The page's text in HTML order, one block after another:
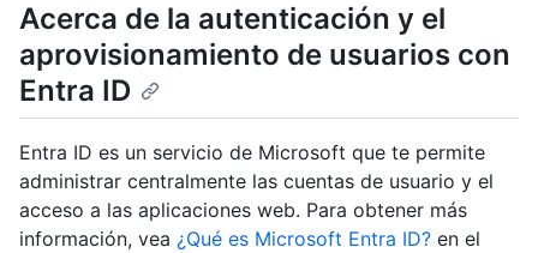
Acerca de la autenticación y el
aprovisionamiento de usuarios con
Entra ID
Entra ID es un servicio de Microsoft que te permite
administrar centralmente las cuentas de usuario y el
acceso a las aplicaciones web. Para obtener más
información, vea ¿Qué es Microsoft Entra ID? en el